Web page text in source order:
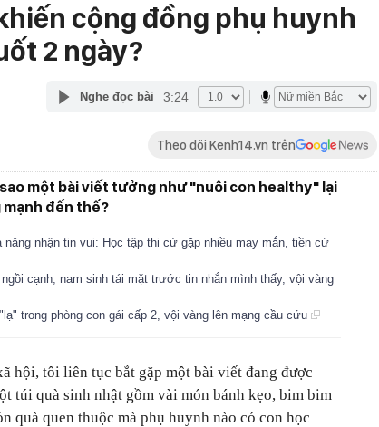
cộng đồng phụ huynh
2 ngày?
Nghe đọc bài 3:24
Theo dõi Kenh14.vn trên
sao một bài viết tưởng như "nuôi con healthy" lại
đến thế?
nhận tin vui: Học tập thi cử gặp nhiều may mắn, tiền cứ
cạnh, nam sinh tái mặt trước tin nhắn mình thấy, vội vàng
trong phòng con gái cấp 2, vội vàng lên mạng cầu cứu
hội, tôi liên tục bắt gặp một bài viết đang được
túi quà sinh nhật gồm vài món bánh kẹo, bim bim
quà quen thuộc mà phụ huynh nào có con học